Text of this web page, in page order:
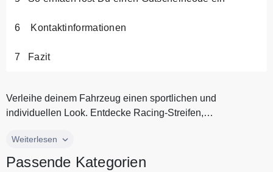
Kontaktinformationen
Fazit
Verleihe deinem Fahrzeug einen sportlichen und
individuellen Look. Entdecke Racing-Streifen,
Verleihe deinem Fahrzeug einen sportlichen und
Seitenstreifen, Startnummern und weitere Tuning Aufkleber
Weiterlesen
Passende Kategorien